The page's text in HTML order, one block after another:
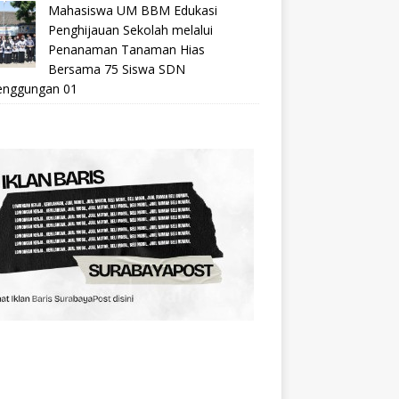
Mahasiswa UM BBM Edukasi
Penghijauan Sekolah melalui
Penanaman Tanaman Hias
Bersama 75 Siswa SDN
01